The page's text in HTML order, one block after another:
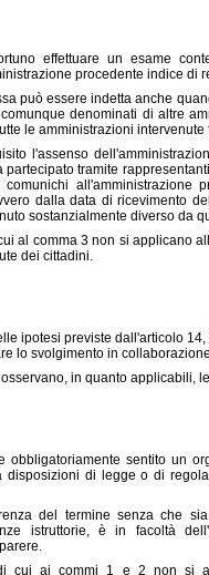
effettuare un esame
procedente indice di
può essere indetta anche
denominati di altre
le amministrazioni
l'assenso
partecipato tramite
all'amministrazione
dalla data di ricevimento
sostanzialmente diverso da
al comma 3 non si applicano
dei cittadini.
ipotesi previste dall'articolo
lo svolgimento in
in quanto applicabili,
obbligatoriamente sentito un
disposizioni di legge o di
del termine senza che
istruttorie, è in facoltà
cui ai commi 1 e 2 non si